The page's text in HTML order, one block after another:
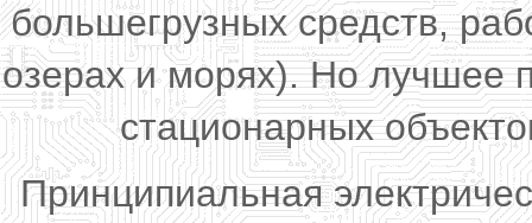
большегрузных средств,
озерах и морях). Но лучшее
стационарных
Принципиальная